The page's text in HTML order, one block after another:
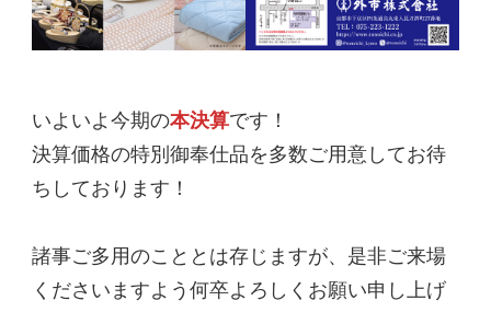
いよいよ今期の本決算です！
決算価格の特別御奉仕品を多数ご用意してお待
ちしております！
諸事ご多用のこととは存じますが、是非ご来場
くださいますよう何卒よろしくお願い申し上げ